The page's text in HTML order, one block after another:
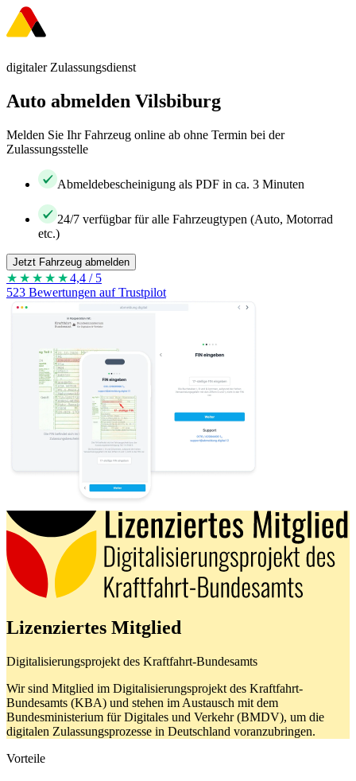
digitaler Zulassungsdienst
Auto abmelden Vilsbiburg
Melden Sie Ihr Fahrzeug online ab ohne Termin bei der
Zulassungsstelle
Abmeldebescheinigung als PDF in ca. 3 Minuten
24/7 verfügbar für alle Fahrzeugtypen (Auto, Motorrad
etc.)
Jetzt Fahrzeug abmelden
★★★★ ★4,4 / 5
523 Bewertungen auf Trustpilot
Lizenziertes Mitglied
Digitalisierungsprojekt des Kraftfahrt-Bundesamts
Wir sind Mitglied im Digitalisierungsprojekt des Kraftfahrt-
Bundesamts (KBA) und stehen im Austausch mit dem
Bundesministerium für Digitales und Verkehr (BMDV), um die
digitalen Zulassungsprozesse in Deutschland voranzubringen.
Vorteile